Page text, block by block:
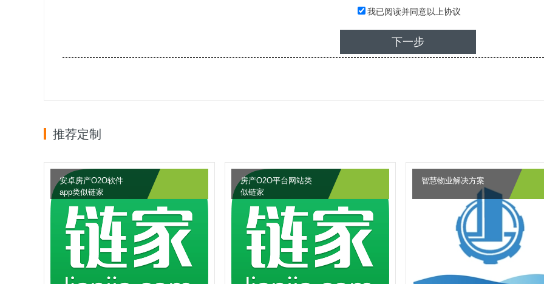
我已阅读并同意以上协议
下一步
推荐定制
安卓房产O2O软件
app类似链家
房产O2O平台网站类
似链家
智慧物业解决方案